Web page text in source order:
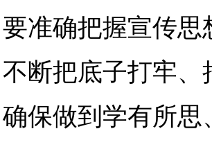
准确把握宣传
断把底子打牢
保做到学有所